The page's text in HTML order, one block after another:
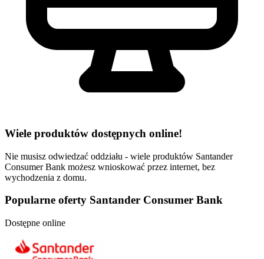
Wiele produktów dostępnych online!
Nie musisz odwiedzać oddziału - wiele produktów Santander
Consumer Bank możesz wnioskować przez internet, bez
wychodzenia z domu.
Popularne oferty Santander Consumer Bank
Dostępne online